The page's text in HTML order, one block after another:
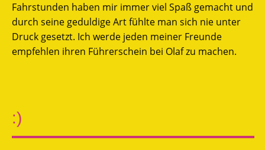
Fahrstunden haben mir immer viel Spaß gemacht und
durch seine geduldige Art fühlte man sich nie unter
Druck gesetzt. Ich werde jeden meiner Freunde
empfehlen ihren Führerschein bei Olaf zu machen.
:)